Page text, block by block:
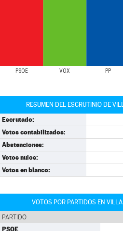
PSOE VOX PP
RESUMEN DEL ESCRUTINIO DE
Escrutado:
Votos contabilizados:
Abstenciones:
Votos nulos:
Votos en blanco:
VOTOS POR PARTIDOS EN
PARTIDO
PSOE